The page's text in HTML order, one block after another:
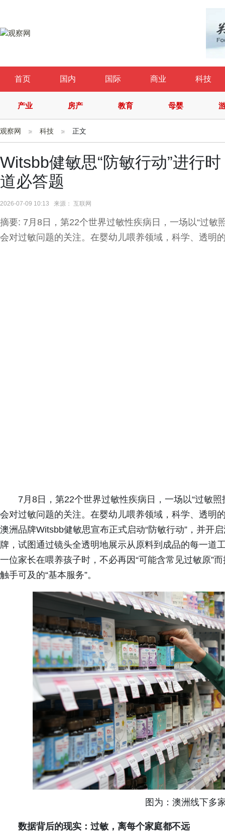
首页 国内 国际 商业 科技
产业 房产 教育 母婴
观察网 科技 正文
Witsbb健敏思“防敏行动”进行
道必答题
2026-07-09 10:13 来源： 互联网
摘要: 7月8日，第22个世界过敏性疾病日，一场以“过敏
会对过敏问题的关注。在婴幼儿喂养领域，科学、透明
7月8日，第22个世界过敏性疾病日，一场以“过敏
会对过敏问题的关注。在婴幼儿喂养领域，科学、透明
澳洲品牌Witsbb健敏思宣布正式启动“防敏行动”，并开
牌，试图通过镜头全透明地展示从原料到成品的每一
一位家长在喂养孩子时，不必再因“可能含常见过敏原”
触手可及的“基本服务”。
图为：澳洲线下多
数据背后的现实：过敏，离每个家庭都不远